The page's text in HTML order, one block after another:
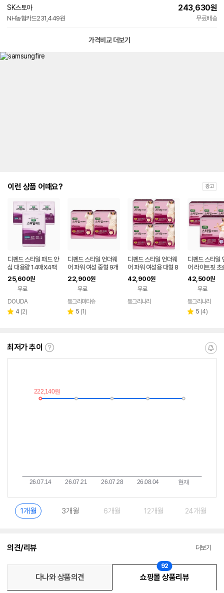
SK스토아
NH농협카드231,449원
243,630원
무료배송
가격비교 더보기
이런 상품 어때요? 광고
디펜드 스타일 패드 안
심 대용량 14매X4팩
25,600원
무료
DOUDA
별 4 리
(2)
디펜드 스타일 언더웨
어 파워 여성 중형 9개
입 x 2팩
22,900원
무료
동그라미티슈
별 5 리
(1)
디펜드 스타일 언더웨
어 파워 여성용 대형 8
개입 4팩 성인 기저귀
42,900원
무료
동그리나라
디펜드 스타일
어 라이트핏 초
성용 대형 9개
팩
42,500원
무료
동그리나라
별 5 리
(4)
최저가 추이
최
이
란?
알
1개월 3개월 6개월 12개월 24개월
의견/리뷰 더보기
다나와 상품의견 쇼핑몰 상품리뷰
92